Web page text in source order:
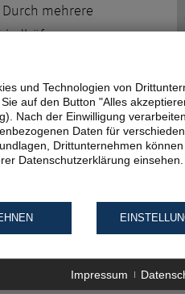
mehrere
(1)
(3)
(7)
und Technologien von
auf den Button "Alles
Nach der Einwilligung
Daten für
Drittunternehmen können
Datenschutzerklärung
Impressum